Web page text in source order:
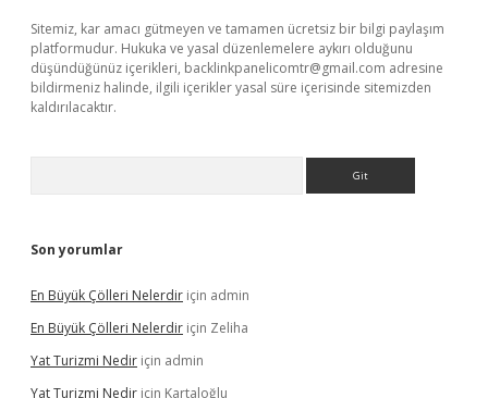
Sitemiz, kar amacı gütmeyen ve tamamen ücretsiz bir bilgi paylaşım
platformudur. Hukuka ve yasal düzenlemelere aykırı olduğunu
düşündüğünüz içerikleri, backlinkpanelicomtr@gmail.com adresine
bildirmeniz halinde, ilgili içerikler yasal süre içerisinde sitemizden
kaldırılacaktır.
Son yorumlar
En Büyük Çölleri Nelerdir için admin
En Büyük Çölleri Nelerdir için Zeliha
Yat Turizmi Nedir için admin
Yat Turizmi Nedir için Kartaloğlu